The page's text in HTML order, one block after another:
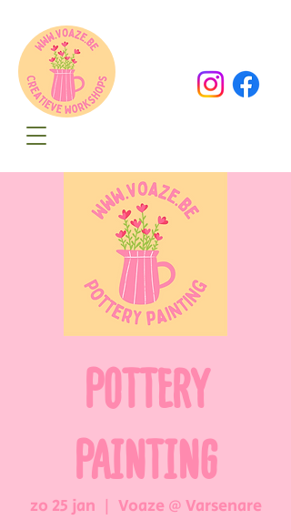
POTTERY
PAINTING
zo 25 jan
  |
Voaze @ Varsenare